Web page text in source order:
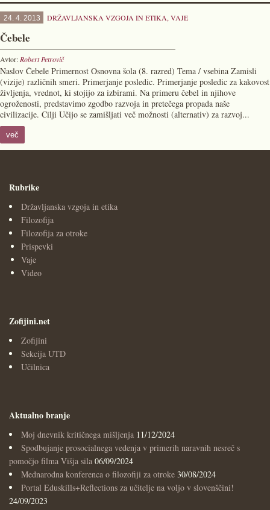
24. 4. 2013 DRŽAVLJANSKA VZGOJA IN ETIKA, VAJE
Čebele
Avtor: Robert Petrovič
Naslov Čebele Primernost Osnovna šola (8. razred) Tema / vsebina Zamisli
(vizije) različnih smeri. Primerjanje posledic. Primerjanje posledic za kakovost
življenja, vrednot, ki stojijo za izbirami. Na primeru čebel in njihove
ogroženosti, predstavimo zgodbo razvoja in pretečega propada naše
civilizacije. Cilji Učijo se zamišljati več možnosti (alternativ) za razvoj...
več
Rubrike
Državljanska vzgoja in etika
Filozofija
Filozofija za otroke
Prispevki
Vaje
Video
Zofijini.net
Zofijini
Sekcija UTD
Učilnica
Aktualno branje
Moj dnevnik kritičnega mišljenja 11/12/2024
Spodbujanje prosocialnega vedenja v primerih naravnih nesreč s
pomočjo filma Višja sila 06/09/2024
Mednarodna konferenca o filozofiji za otroke 30/08/2024
Portal Eduskills+Reflections za učitelje na voljo v slovenščini!
24/09/2023